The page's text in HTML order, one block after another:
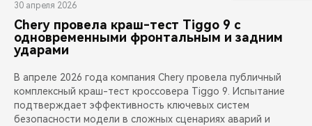
30 апреля 2026
Chery провела краш-тест Tiggo 9 с
одновременными фронтальным и задним
ударами
В апреле 2026 года компания Chery провела публичный
комплексный краш-тест кроссовера Tiggo 9. Испытание
подтверждает эффективность ключевых систем
безопасности модели в сложных сценариях аварий и